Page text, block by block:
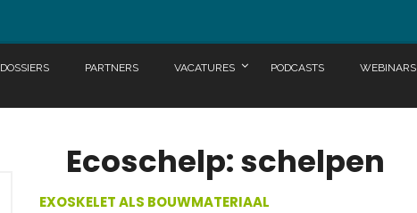
DOSSIERS PARTNERS VACATURES PODCASTS WEBINARS
Ecoschelp: schelpen
EXOSKELET ALS BOUWMATERIAAL